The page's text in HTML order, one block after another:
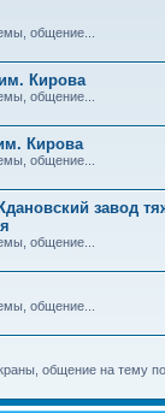
общение...
Кирова
общение...
Кирова
общение...
завод
общение...
общение...
общение на тему